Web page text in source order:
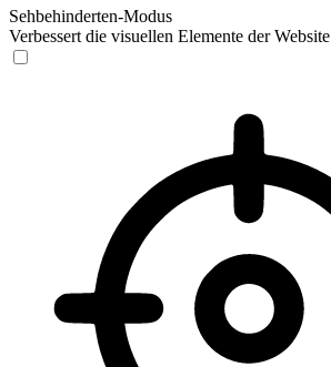
Sehbehinderten-Modus
Verbessert die visuellen Elemente der Website